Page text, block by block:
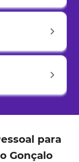
para
Gonçalo